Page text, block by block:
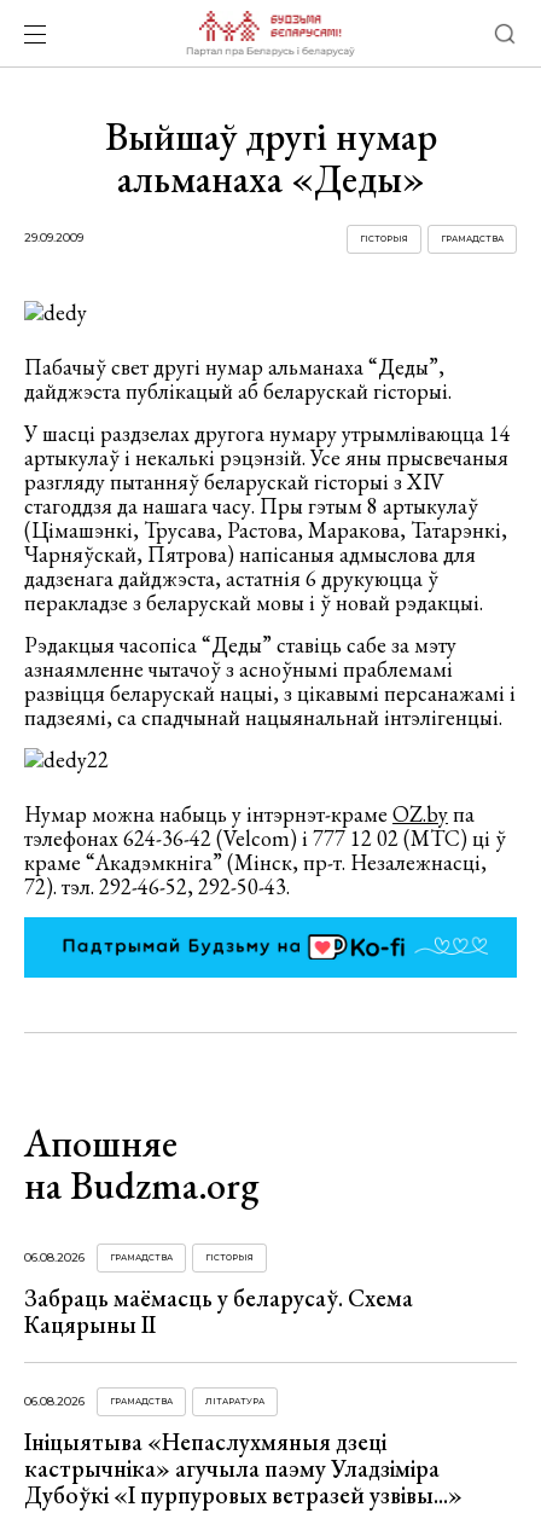
Выйшаў другі нумар
альманаха «Деды»
29.09.2009 ГРАМАДСТВА
ГІСТОРЫЯ
Пабачыў свет другі нумар альманаха “Деды”,
дайджэста публікацый аб беларускай гісторыі.
У шасці раздзелах другога нумару утрымліваюцца 14
артыкулаў і некалькі рэцэнзій. Усе яны прысвечаныя
разгляду пытанняў беларускай гісторыі з ХІV
стагоддзя да нашага часу. Пры гэтым 8 артыкулаў
(Цімашэнкі, Трусава, Растова, Маракова, Татарэнкі,
Чарняўскай, Пятрова) напісаныя адмыслова для
дадзенага дайджэста, астатнія 6 друкуюцца ў
перакладзе з беларускай мовы і ў новай рэдакцыі.
Рэдакцыя часопіса “Деды” ставіць сабе за мэту
азнаямленне чытачоў з асноўнымі праблемамі
развіцця беларускай нацыі, з цікавымі персанажамі і
падзеямі, са спадчынай нацыянальнай інтэлігенцыі.
Нумар можна набыць у інтэрнэт-краме OZ.byпа
тэлефонах 624-36-42 (Velcom) і 777 12 02 (МТС) ці ў
краме “Акадэмкніга” (Мінск, пр-т. Незалежнасці,
72). тэл. 292-46-52, 292-50-43.
Апошняе
на Budzma.org
06.08.2026 ГРАМАДСТВА ГІСТОРЫЯ
Забраць маёмасць у беларусаў. Схема
Кацярыны ІІ
06.08.2026 ГРАМАДСТВА ЛІТАРАТУРА
Ініцыятыва «Непаслухмяныя дзеці
кастрычніка» агучыла паэму Уладзіміра
Дубоўкі «І пурпуровых ветразей узвівы...»